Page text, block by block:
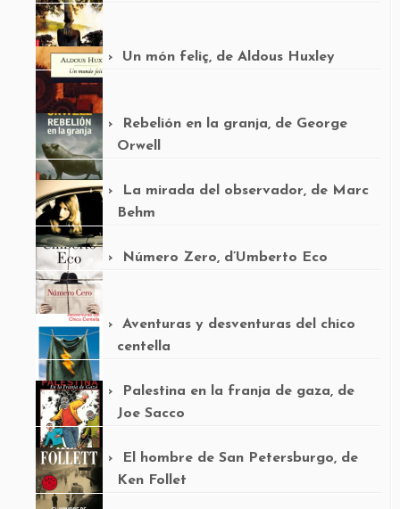
Un món feliç, de Aldous Huxley
Rebelión en la granja, de George
Orwell
La mirada del observador, de Marc
Behm
Número Zero, d’Umberto Eco
Aventuras y desventuras del chico
centella
Palestina en la franja de gaza, de
Joe Sacco
El hombre de San Petersburgo, de
Ken Follet